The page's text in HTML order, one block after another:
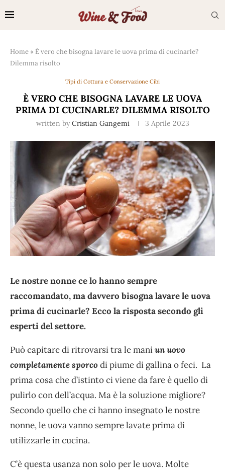
Home » È vero che bisogna lavare le uova prima di cucinarle?
Dilemma risolto
Tipi di Cottura e Conservazione Cibi
È VERO CHE BISOGNA LAVARE LE UOVA
PRIMA DI CUCINARLE? DILEMMA RISOLTO
written by Cristian Gangemi 3 Aprile 2023
Le nostre nonne ce lo hanno sempre
raccomandato, ma davvero bisogna lavare le uova
prima di cucinarle? Ecco la risposta secondo gli
esperti del settore.
Può capitare di ritrovarsi tra le maniun uovo
completamente sporcodi piume di gallina o feci. La
prima cosa che d’istinto ci viene da fare è quello di
pulirlo con dell’acqua. Ma è la soluzione migliore?
Secondo quello che ci hanno insegnato le nostre
nonne, le uova vanno sempre lavate prima di
utilizzarle in cucina.
C’è questa usanza non solo per le uova. Molte